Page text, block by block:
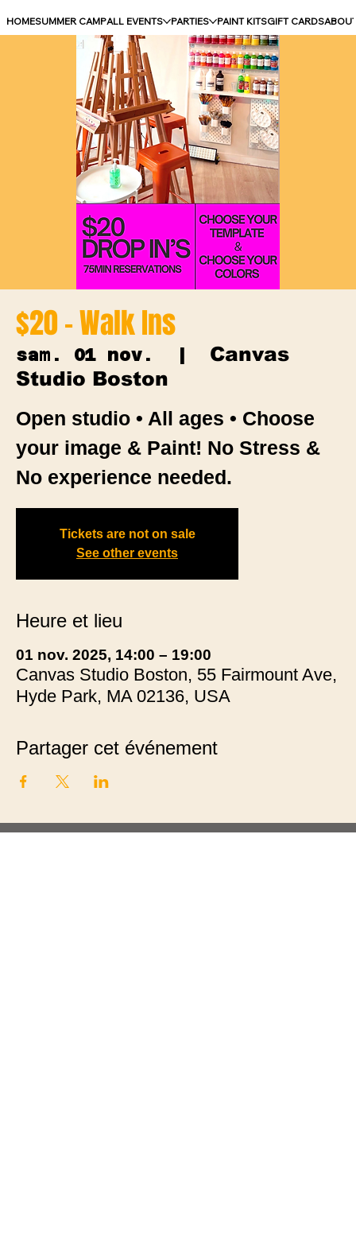
HOMESUMMER CAMPALL EVENTS PARTIES PAINT KITSGIFT CARDS
$20 - Walk Ins
sam. 01 nov.
  |
Canvas
Studio Boston
Open studio • All ages • Choose
your image & Paint! No Stress &
No experience needed.
Tickets are not on sale
See other events
Heure et lieu
01 nov. 2025, 14:00 – 19:00
Canvas Studio Boston, 55 Fairmount Ave,
Hyde Park, MA 02136, USA
Partager cet événement